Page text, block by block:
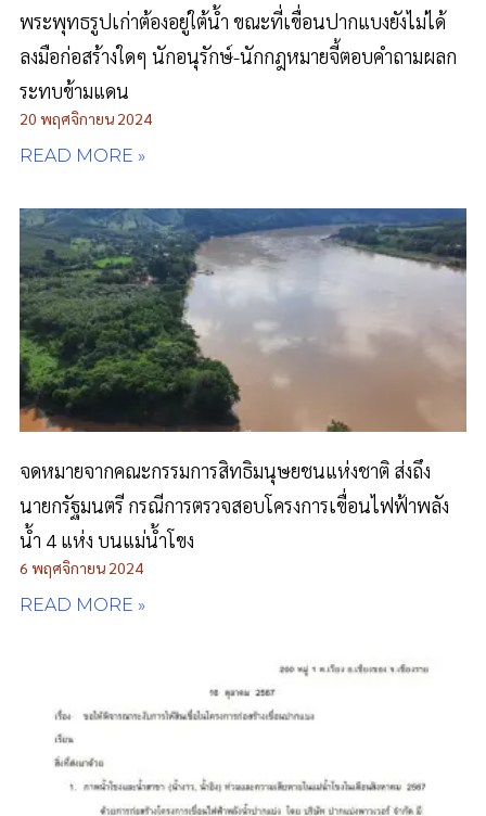
พระพุทธรูปเก่าต้องอยู่ใต้น้ำ ขณะที่เขื่อนปากแบงยังไม่ได้
ลงมือก่อสร้างใดๆ นักอนุรักษ์-นักกฎหมายจี้ตอบคำถามผลก
ระทบข้ามแดน
20 พฤศจิกายน 2024
READ MORE »
จดหมายจากคณะกรรมการสิทธิมนุษยชนแห่งชาติ ส่งถึง
นายกรัฐมนตรี กรณีการตรวจสอบโครงการเขื่อนไฟฟ้าพลัง
น้ำ 4 แห่ง บนแม่น้ำโขง
6 พฤศจิกายน 2024
READ MORE »